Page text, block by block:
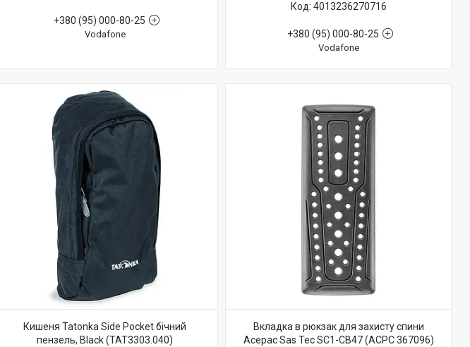
+380 (95) 000-80-25
Vodafone
4013236270716
+380 (95) 000-80-25
Vodafone
Кишеня Tatonka Side Pocket бічний
пензель, Black (TAT3303.040)
Вкладка в рюкзак для захисту спини
Acepac Sas Tec SC1-CB47 (ACPC 367096)